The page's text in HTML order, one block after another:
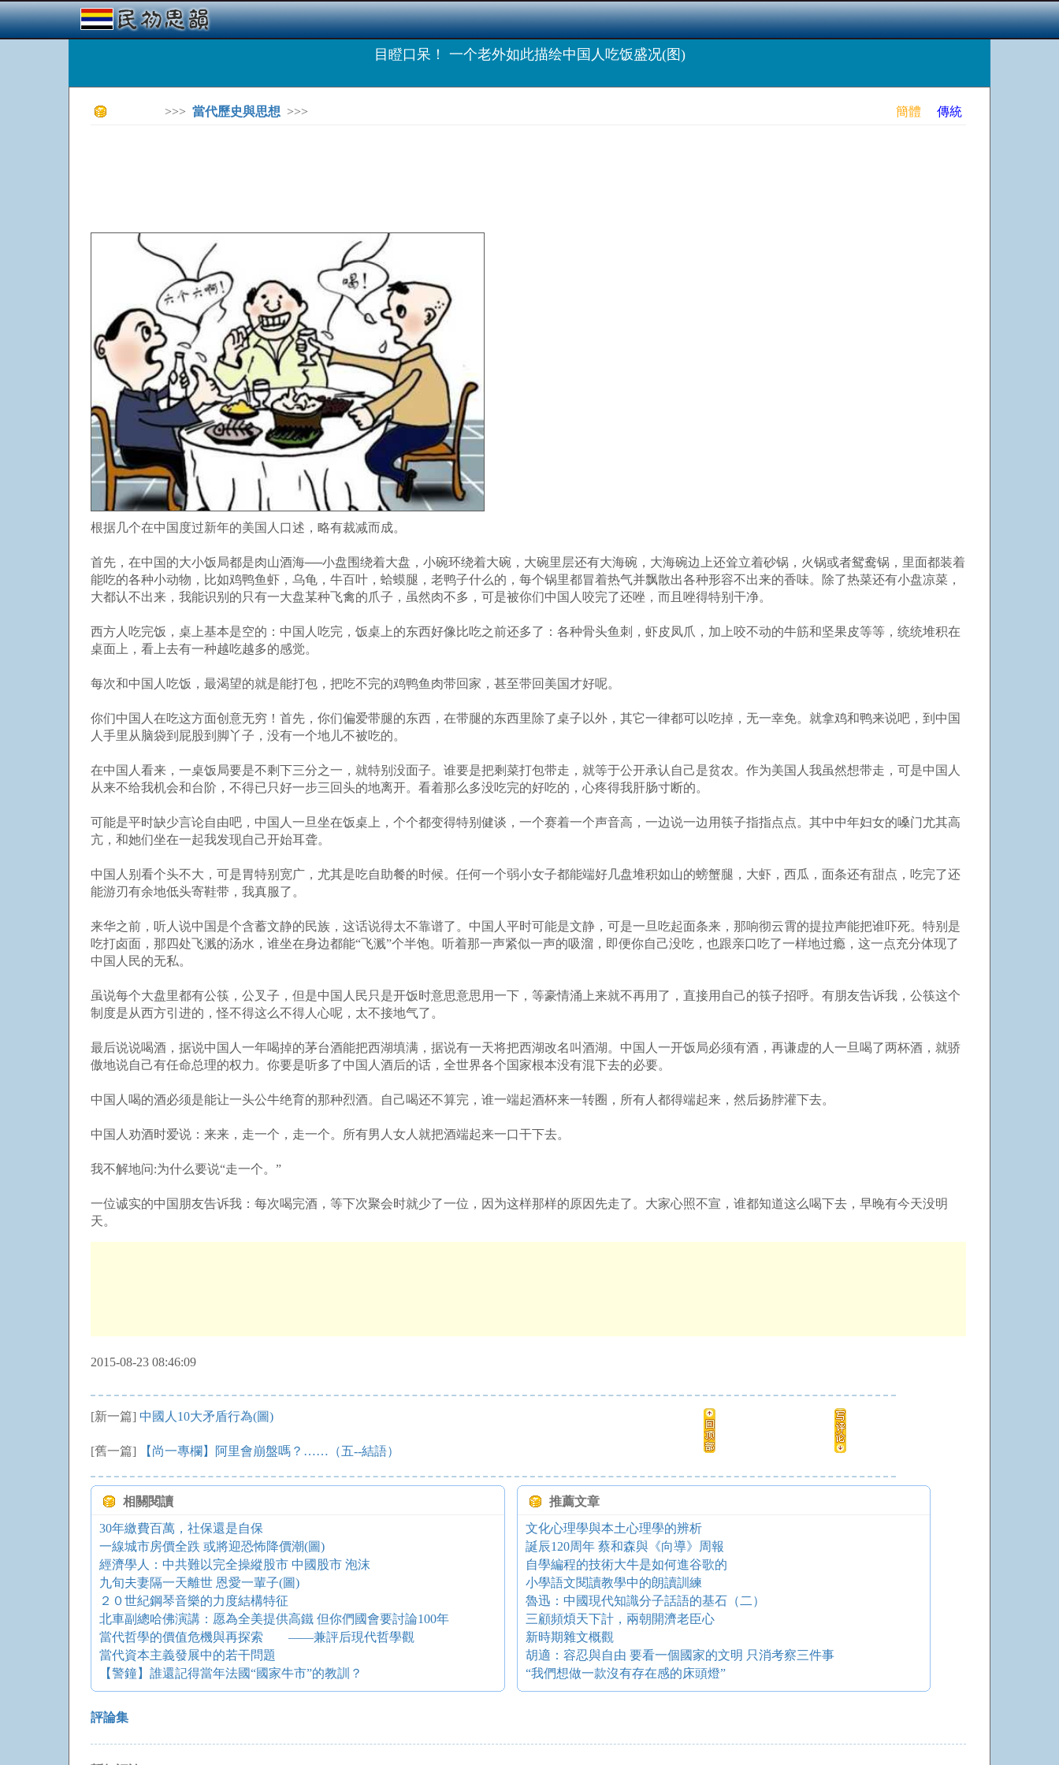
目瞪口呆！ 一个老外如此描绘中国人吃饭盛况(图)
>>> 當代歷史與思想 >>> 簡體 傳統
根据几个在中国度过新年的美国人口述，略有裁减而成。
首先，在中国的大小饭局都是肉山酒海──小盘围绕着大盘，小碗环绕着大碗，大碗里层还有大海碗，大海碗边上还耸立着砂锅，火锅或者鸳鸯锅，里面都装着
能吃的各种小动物，比如鸡鸭鱼虾，乌龟，牛百叶，蛤蟆腿，老鸭子什么的，每个锅里都冒着热气并飘散出各种形容不出来的香味。除了热菜还有小盘凉菜，
大都认不出来，我能识别的只有一大盘某种飞禽的爪子，虽然肉不多，可是被你们中国人咬完了还唑，而且唑得特别干净。
西方人吃完饭，桌上基本是空的：中国人吃完，饭桌上的东西好像比吃之前还多了：各种骨头鱼刺，虾皮凤爪，加上咬不动的牛筋和坚果皮等等，统统堆积在
桌面上，看上去有一种越吃越多的感觉。
每次和中国人吃饭，最渴望的就是能打包，把吃不完的鸡鸭鱼肉带回家，甚至带回美国才好呢。
你们中国人在吃这方面创意无穷！首先，你们偏爱带腿的东西，在带腿的东西里除了桌子以外，其它一律都可以吃掉，无一幸免。就拿鸡和鸭来说吧，到中国
人手里从脑袋到屁股到脚丫子，没有一个地儿不被吃的。
在中国人看来，一桌饭局要是不剩下三分之一，就特别没面子。谁要是把剩菜打包带走，就等于公开承认自己是贫农。作为美国人我虽然想带走，可是中国人
从来不给我机会和台阶，不得已只好一步三回头的地离开。看着那么多没吃完的好吃的，心疼得我肝肠寸断的。
可能是平时缺少言论自由吧，中国人一旦坐在饭桌上，个个都变得特别健谈，一个赛着一个声音高，一边说一边用筷子指指点点。其中中年妇女的嗓门尤其高
亢，和她们坐在一起我发现自己开始耳聋。
中国人别看个头不大，可是胃特别宽广，尤其是吃自助餐的时候。任何一个弱小女子都能端好几盘堆积如山的螃蟹腿，大虾，西瓜，面条还有甜点，吃完了还
能游刃有余地低头寄鞋带，我真服了。
来华之前，听人说中国是个含蓄文静的民族，这话说得太不靠谱了。中国人平时可能是文静，可是一旦吃起面条来，那响彻云霄的提拉声能把谁吓死。特别是
吃打卤面，那四处飞溅的汤水，谁坐在身边都能“飞溅”个半饱。听着那一声紧似一声的吸溜，即便你自己没吃，也跟亲口吃了一样地过瘾，这一点充分体现了
中国人民的无私。
虽说每个大盘里都有公筷，公叉子，但是中国人民只是开饭时意思意思用一下，等豪情涌上来就不再用了，直接用自己的筷子招呼。有朋友告诉我，公筷这个
制度是从西方引进的，怪不得这么不得人心呢，太不接地气了。
最后说说喝酒，据说中国人一年喝掉的茅台酒能把西湖填满，据说有一天将把西湖改名叫酒湖。中国人一开饭局必须有酒，再谦虚的人一旦喝了两杯酒，就骄
傲地说自己有任命总理的权力。你要是听多了中国人酒后的话，全世界各个国家根本没有混下去的必要。
中国人喝的酒必须是能让一头公牛绝育的那种烈酒。自己喝还不算完，谁一端起酒杯来一转圈，所有人都得端起来，然后扬脖灌下去。
中国人劝酒时爱说：来来，走一个，走一个。所有男人女人就把酒端起来一口干下去。
我不解地问:为什么要说“走一个。”
一位诚实的中国朋友告诉我：每次喝完酒，等下次聚会时就少了一位，因为这样那样的原因先走了。大家心照不宣，谁都知道这么喝下去，早晚有今天没明
天。
2015-08-23 08:46:09
[新一篇] 中國人10大矛盾行為(圖)
[舊一篇] 【尚一專欄】阿里會崩盤嗎？……（五--結語）
相關閱讀
30年繳費百萬，社保還是自保
一線城市房價全跌 或將迎恐怖降價潮(圖)
經濟學人：中共難以完全操縱股市 中國股市 泡沫
九旬夫妻隔一天離世 恩愛一輩子(圖)
２０世紀鋼琴音樂的力度結構特征
北車副總哈佛演講：愿為全美提供高鐵 但你們國會要討論100年
當代哲學的價值危機與再探索 ——兼評后現代哲學觀
當代資本主義發展中的若干問題
【警鐘】誰還記得當年法國“國家牛市”的教訓？
推薦文章
文化心理學與本土心理學的辨析
誕辰120周年 蔡和森與《向導》周報
自學編程的技術大牛是如何進谷歌的
小學語文閱讀教學中的朗讀訓練
魯迅：中國現代知識分子話語的基石（二）
三顧頻煩天下計，兩朝開濟老臣心
新時期雜文概觀
胡適：容忍與自由 要看一個國家的文明 只消考察三件事
“我們想做一款沒有存在感的床頭燈”
評論集